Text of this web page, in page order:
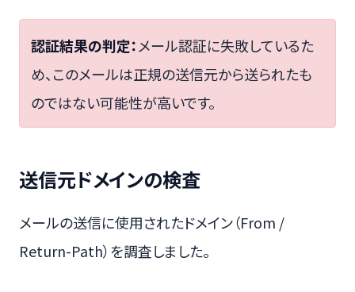
認証結果の判定：メール認証に失敗しているた
め、このメールは正規の送信元から送られたも
のではない可能性が高いです。
送信元ドメインの検査
メールの送信に使用されたドメイン（From /
Return-Path）を調査しました。